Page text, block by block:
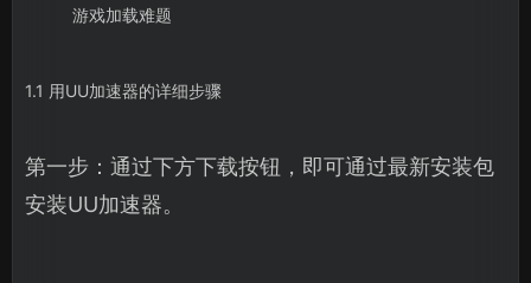
游戏加载难题
1.1 用UU加速器的详细步骤
第一步：通过下方下载按钮，即可通过最新安装包
安装UU加速器。